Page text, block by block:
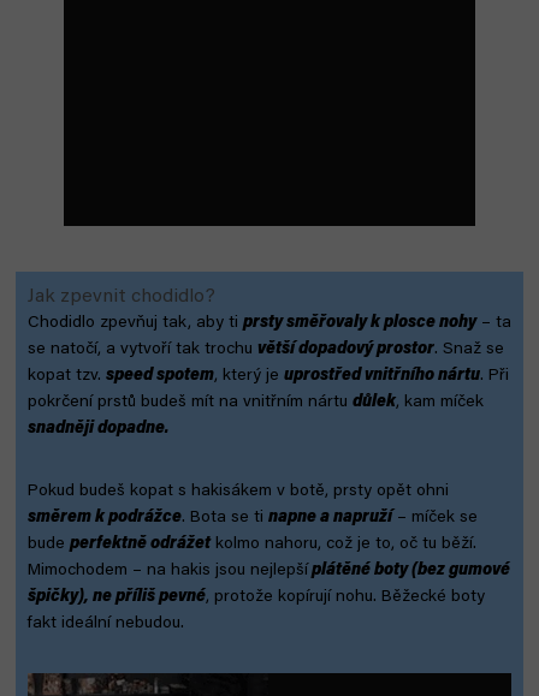
Jak zpevnit chodidlo?
Chodidlo zpevňuj tak, aby ti prsty směřovaly k plosce nohy– ta
se natočí, a vytvoří tak trochu větší dopadový prostor. Snaž se
kopat tzv. speed spotem, který je uprostřed vnitřního nártu. Při
pokrčení prstů budeš mít na vnitřním nártu důlek, kam míček
snadněji dopadne.
Pokud budeš kopat s hakisákem v botě, prsty opět ohni
směrem k podrážce. Bota se ti napne a napruží – míček se
bude perfektně odrážetkolmo nahoru, což je to, oč tu běží.
Mimochodem – na hakis jsou nejlepší plátěné boty (bez gumové
špičky), ne příliš pevné, protože kopírují nohu. Běžecké boty
fakt ideální nebudou.